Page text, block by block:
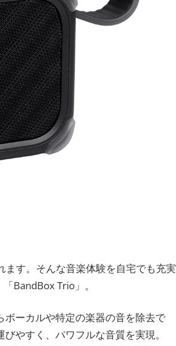
す。そんな音楽体験を自宅でも充実
BandBox Trio」。
ーカルや特定の楽器の音を除去で
やすく、パワフルな音質を実現。